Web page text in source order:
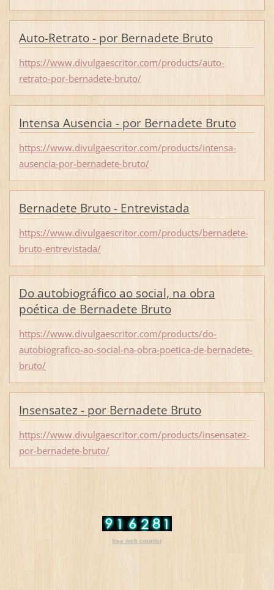
Auto-Retrato - por Bernadete Bruto
https://www.divulgaescritor.com/products/auto-
retrato-por-bernadete-bruto/
Intensa Ausencia - por Bernadete Bruto
https://www.divulgaescritor.com/products/intensa-
ausencia-por-bernadete-bruto/
Bernadete Bruto - Entrevistada
https://www.divulgaescritor.com/products/bernadete-
bruto-entrevistada/
Do autobiográfico ao social, na obra
poética de Bernadete Bruto
https://www.divulgaescritor.com/products/do-
autobiografico-ao-social-na-obra-poetica-de-bernadete-
bruto/
Insensatez - por Bernadete Bruto
https://www.divulgaescritor.com/products/insensatez-
por-bernadete-bruto/
free web counter